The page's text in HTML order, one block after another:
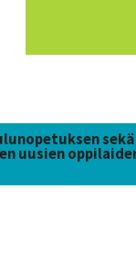
sekä
uusien